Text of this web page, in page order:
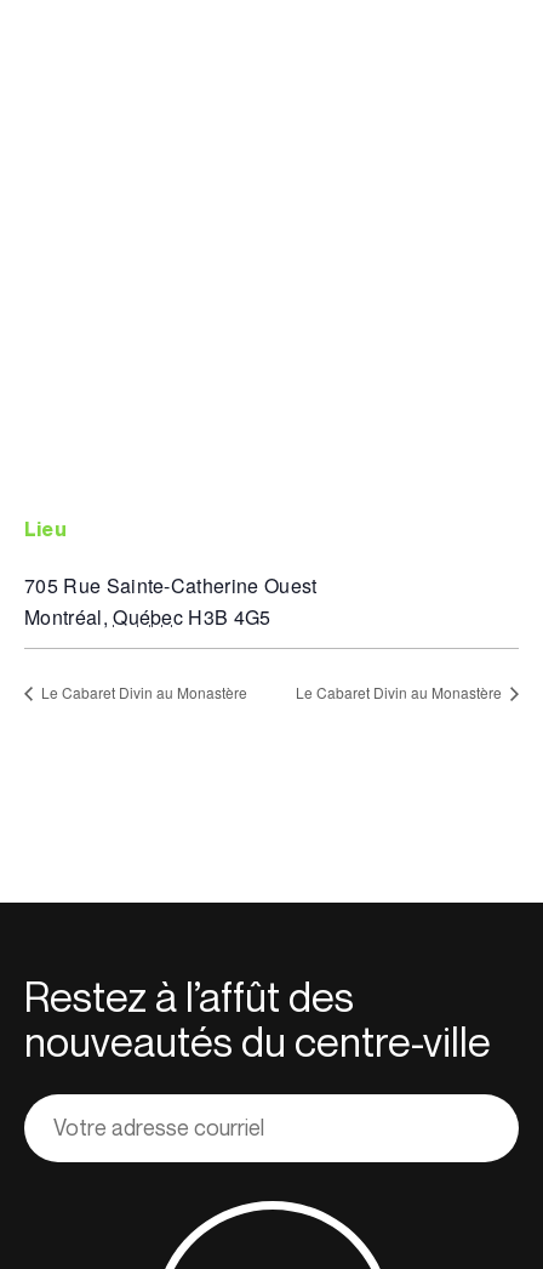
lieu
705 Rue Sainte-Catherine Ouest
Montréal, Québec H3B 4G5
Le Cabaret Divin au Monastère Le Cabaret Divin au Monastère
Restez à l’affût des
nouveautés du centre-ville
Adresse
courriel